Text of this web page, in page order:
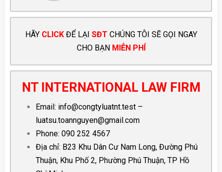
HÃY CLICKĐỂ LẠI SĐT CHÚNG TÔI SẼ GỌI NGAY
CHO BẠN MIỄN PHÍ
NT INTERNATIONAL LAW FIRM
Email: info@congtyluatnt.test –
luatsu.toannguyen@gmail.com
Phone: 090 252 4567
Địa chỉ: B23 Khu Dân Cư Nam Long, Đường Phú
Thuận, Khu Phố 2, Phường Phú Thuận, TP Hồ